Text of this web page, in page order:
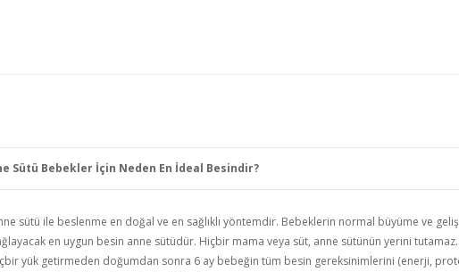
Sütü Bebekler İçin Neden En İdeal Besindir?
sütü ile beslenme en doğal ve en sağlıklı yöntemdir. Bebeklerin normal büyüme ve
en uygun besin anne sütüdür. Hiçbir mama veya süt, anne sütünün yerini
yük getirmeden doğumdan sonra 6 ay bebeğin tüm besin gereksinimlerini (enerji,